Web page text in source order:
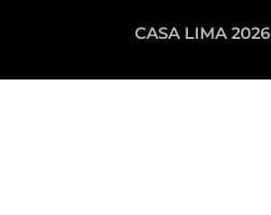
CASA LIMA 2026